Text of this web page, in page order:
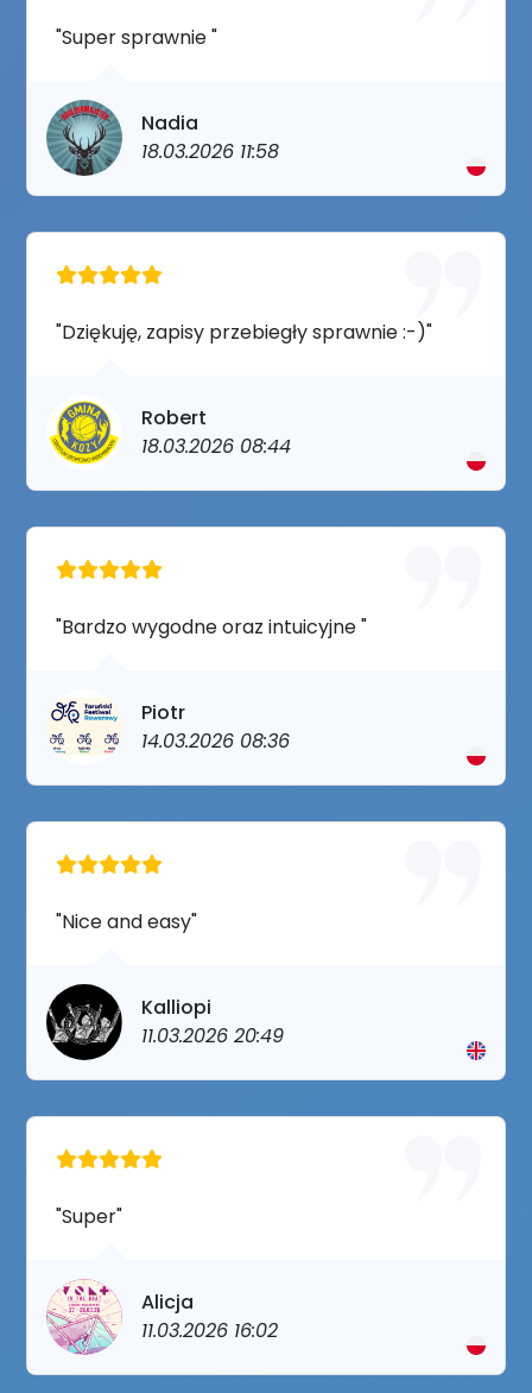
"Super sprawnie "
Nadia
18.03.2026 11:58
"Dziękuję, zapisy przebiegły sprawnie :-)"
Robert
18.03.2026 08:44
"Bardzo wygodne oraz intuicyjne "
Piotr
14.03.2026 08:36
"Nice and easy"
Kalliopi
11.03.2026 20:49
"Super"
Alicja
11.03.2026 16:02